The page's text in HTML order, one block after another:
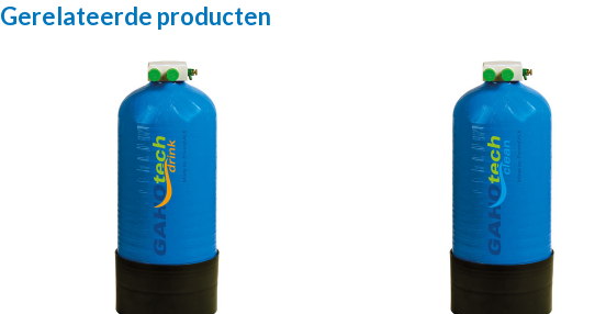
Gerelateerde producten